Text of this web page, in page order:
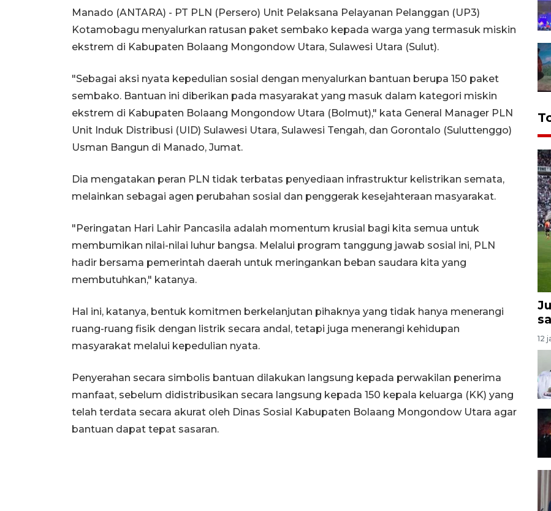
Manado (ANTARA) - PT PLN (Persero) Unit Pelaksana Pelayanan Pelanggan (UP3)
Kotamobagu menyalurkan ratusan paket sembako kepada warga yang termasuk miskin
ekstrem di Kabupaten Bolaang Mongondow Utara, Sulawesi Utara (Sulut).
"Sebagai aksi nyata kepedulian sosial dengan menyalurkan bantuan berupa 150 paket
sembako. Bantuan ini diberikan pada masyarakat yang masuk dalam kategori miskin
ekstrem di Kabupaten Bolaang Mongondow Utara (Bolmut)," kata General Manager PLN
Unit Induk Distribusi (UID) Sulawesi Utara, Sulawesi Tengah, dan Gorontalo (Suluttenggo)
Usman Bangun di Manado, Jumat.
Dia mengatakan peran PLN tidak terbatas penyediaan infrastruktur kelistrikan semata,
melainkan sebagai agen perubahan sosial dan penggerak kesejahteraan masyarakat.
"Peringatan Hari Lahir Pancasila adalah momentum krusial bagi kita semua untuk
membumikan nilai-nilai luhur bangsa. Melalui program tanggung jawab sosial ini, PLN
hadir bersama pemerintah daerah untuk meringankan beban saudara kita yang
membutuhkan," katanya.
Hal ini, katanya, bentuk komitmen berkelanjutan pihaknya yang tidak hanya menerangi
ruang-ruang fisik dengan listrik secara andal, tetapi juga menerangi kehidupan
masyarakat melalui kepedulian nyata.
Penyerahan secara simbolis bantuan dilakukan langsung kepada perwakilan penerima
manfaat, sebelum didistribusikan secara langsung kepada 150 kepala keluarga (KK) yang
telah terdata secara akurat oleh Dinas Sosial Kabupaten Bolaang Mongondow Utara agar
bantuan dapat tepat sasaran.
12